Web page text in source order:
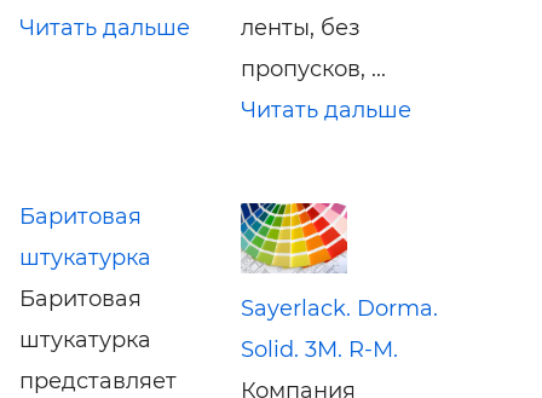
Читать дальше
ленты, без
пропусков, ...
Читать дальше
Баритовая
штукатурка
Баритовая
штукатурка
представляет
Sayerlack. Dorma.
Solid. 3M. R-M.
Компания